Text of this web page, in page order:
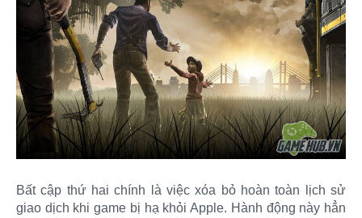
Bất cập thứ hai chính là việc xóa bỏ hoàn toàn lịch sử
giao dịch khi game bị hạ khỏi Apple. Hành động này hẳn